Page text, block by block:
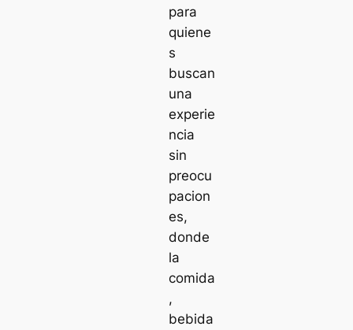
para
quiene
s
buscan
una
experie
ncia
sin
preocu
pacion
es,
donde
la
comida
,
bebida